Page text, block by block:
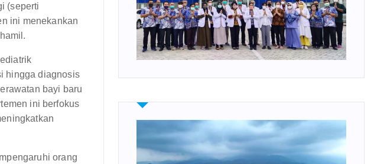
(seperti
ini menekankan
hingga diagnosis
bayi baru
ini berfokus
orang